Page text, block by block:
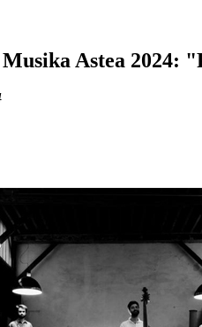
Astea 2024: